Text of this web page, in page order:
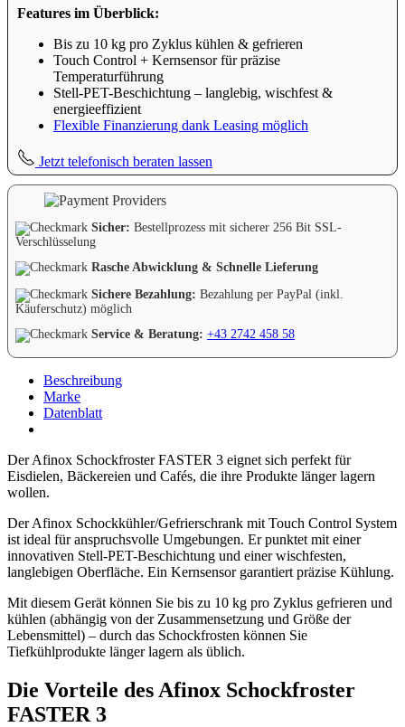
Features im Überblick:
Bis zu 10 kg pro Zyklus kühlen & gefrieren
Touch Control + Kernsensor für präzise
Temperaturführung
Stell-PET-Beschichtung – langlebig, wischfest &
energieeffizient
Flexible Finanzierung dank Leasing möglich
Jetzt telefonisch beraten lassen
Sicher: Bestellprozess mit sicherer 256 Bit SSL-
Verschlüsselung
Rasche Abwicklung & Schnelle Lieferung
Sichere Bezahlung: Bezahlung per PayPal (inkl.
Käuferschutz) möglich
Service & Beratung: +43 2742 458 58
Beschreibung
Marke
Datenblatt
Der Afinox Schockfroster FASTER 3 eignet sich perfekt für
Eisdielen, Bäckereien und Cafés, die ihre Produkte länger lagern
wollen.
Der Afinox Schockkühler/Gefrierschrank mit Touch Control System
ist ideal für anspruchsvolle Umgebungen. Er punktet mit einer
innovativen Stell-PET-Beschichtung und einer wischfesten,
langlebigen Oberfläche. Ein Kernsensor garantiert präzise Kühlung.
Mit diesem Gerät können Sie bis zu 10 kg pro Zyklus gefrieren und
kühlen (abhängig von der Zusammensetzung und Größe der
Lebensmittel) – durch das Schockfrosten können Sie
Tiefkühlprodukte länger lagern als üblich.
Die Vorteile des Afinox Schockfroster
FASTER 3